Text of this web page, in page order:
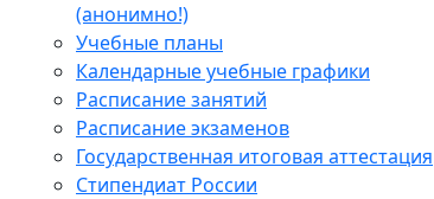
(анонимно!)
Учебные планы
Календарные учебные графики
Расписание занятий
Расписание экзаменов
Государственная итоговая аттестация
Стипендиат России